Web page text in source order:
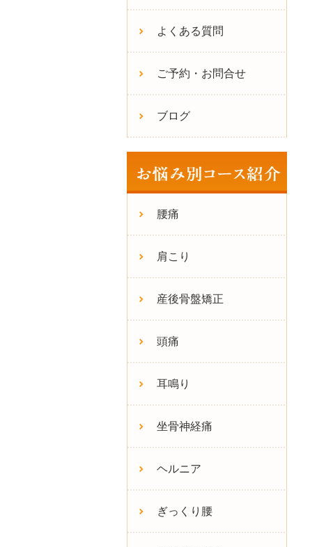
よくある質問
ご予約・お問合せ
ブログ
腰痛
肩こり
産後骨盤矯正
頭痛
耳鳴り
坐骨神経痛
ヘルニア
ぎっくり腰